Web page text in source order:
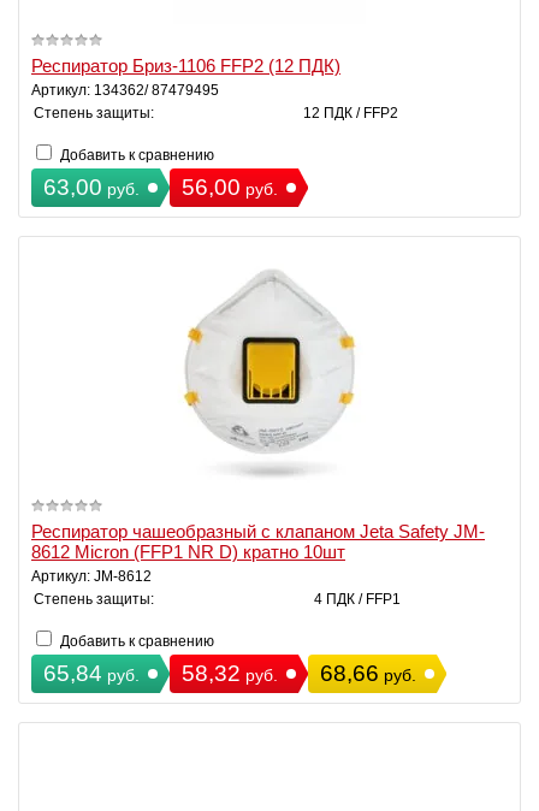
Респиратор Бриз-1106 FFP2 (12 ПДК)
Артикул: 134362/ 87479495
Степень защиты:
12 ПДК / FFP2
Добавить к сравнению
63,00 руб. 56,00 руб.
Респиратор чашеобразный с клапаном Jeta Safety JM-
8612 Micron (FFP1 NR D) кратно 10шт
Артикул: JM-8612
Степень защиты:
4 ПДК / FFP1
Добавить к сравнению
65,84 руб. 58,32 руб. 68,66 руб.